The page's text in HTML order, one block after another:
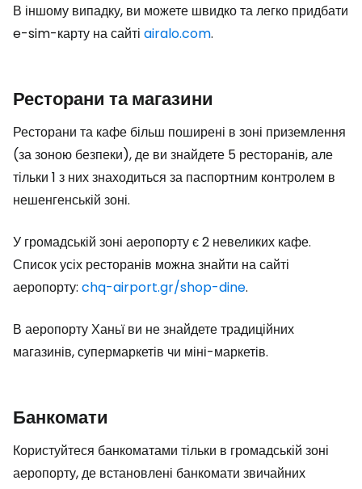
В іншому випадку, ви можете швидко та легко придбати
e-sim-карту на сайті airalo.com.
Ресторани та магазини
Ресторани та кафе більш поширені в зоні приземлення
(за зоною безпеки), де ви знайдете 5 ресторанів, але
тільки 1 з них знаходиться за паспортним контролем в
нешенгенській зоні.
У громадській зоні аеропорту є 2 невеликих кафе.
Список усіх ресторанів можна знайти на сайті
аеропорту: chq-airport.gr/shop-dine.
В аеропорту Ханьї ви не знайдете традиційних
магазинів, супермаркетів чи міні-маркетів.
Банкомати
Користуйтеся банкоматами тільки в громадській зоні
аеропорту, де встановлені банкомати звичайних